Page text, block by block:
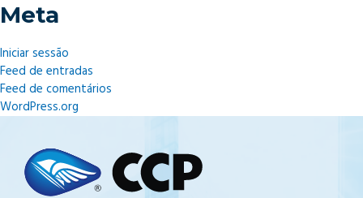
Meta
Iniciar sessão
Feed de entradas
Feed de comentários
WordPress.org